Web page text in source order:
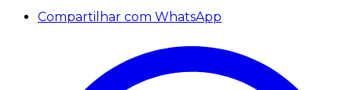
Compartilhar com WhatsApp